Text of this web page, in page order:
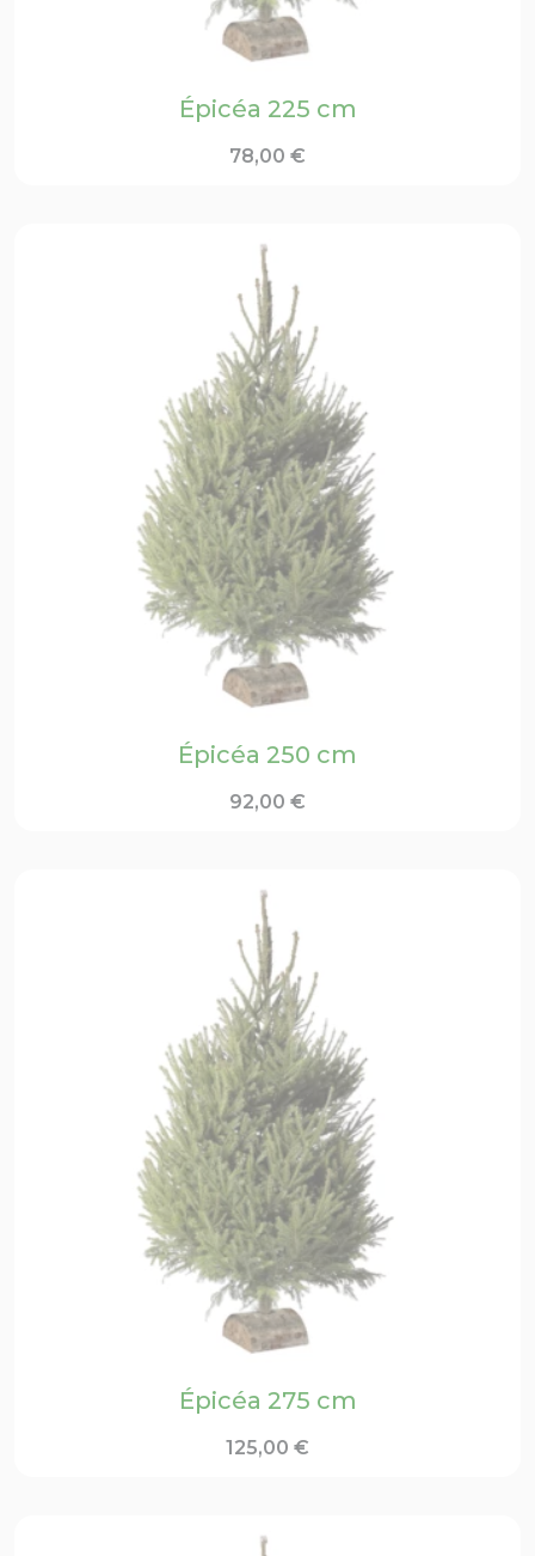
Épicéa 225 cm
78,00 €
Épicéa 250 cm
92,00 €
Épicéa 275 cm
125,00 €